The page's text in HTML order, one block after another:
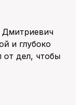
и глубоко
от дел, чтобы